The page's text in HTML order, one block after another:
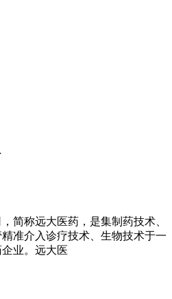
简称远大医药，是集制药技术、
准介入诊疗技术、生物技术于一
业。远大医